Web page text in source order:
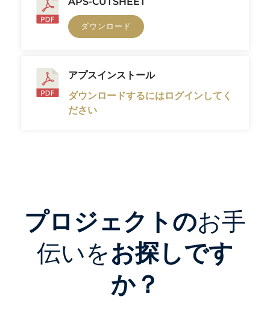
ダウンロード
アプスインストール
ダウンロードするにはログインしてく
ださい
プロジェクトのお手
伝いをお探しです
か？